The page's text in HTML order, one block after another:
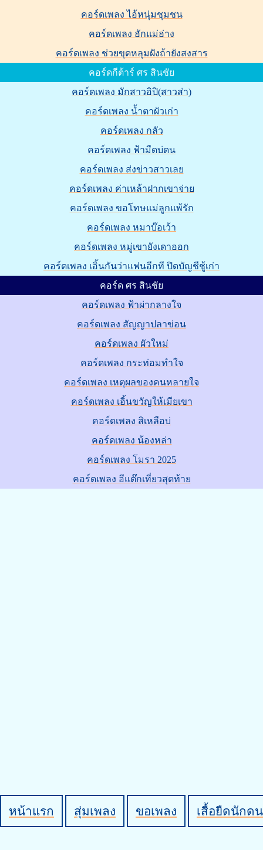
คอร์ดเพลง ไอ้หนุ่มชุมชน
คอร์ดเพลง ฮักแม่ฮ่าง
คอร์ดเพลง ช่วยขุดหลุมฝังถ้ายังสงสาร
คอร์ดกีต้าร์ ศร สินชัย
คอร์ดเพลง มักสาวอิปิ(สาวส่า)
คอร์ดเพลง น้ำตาผัวเก่า
คอร์ดเพลง กลัว
คอร์ดเพลง ฟ้ามืดบ่ดน
คอร์ดเพลง ส่งข่าวสาวเลย
คอร์ดเพลง ค่าเหล้าฝากเขาจ่าย
คอร์ดเพลง ขอโทษแม่ลูกแพ้รัก
คอร์ดเพลง หมาบ๊อเว้า
คอร์ดเพลง หมู่เขายังเดาออก
คอร์ดเพลง เอิ้นกันว่าแฟนอีกที ปิดบัญชีชู้เก่า
คอร์ด ศร สินชัย
คอร์ดเพลง ฟ้าผ่ากลางใจ
คอร์ดเพลง สัญญาปลาข่อน
คอร์ดเพลง ผัวใหม่
คอร์ดเพลง กระท่อมทำใจ
คอร์ดเพลง เหตุผลของคนหลายใจ
คอร์ดเพลง เอิ้นขวัญให้เมียเขา
คอร์ดเพลง สิเหลือบ่
คอร์ดเพลง น้องหล่า
คอร์ดเพลง โมรา 2025
คอร์ดเพลง อีแต๊กเที่ยวสุดท้าย
หน้าแรก สุ่มเพลง ขอเพลง เสื้อยืดนักด